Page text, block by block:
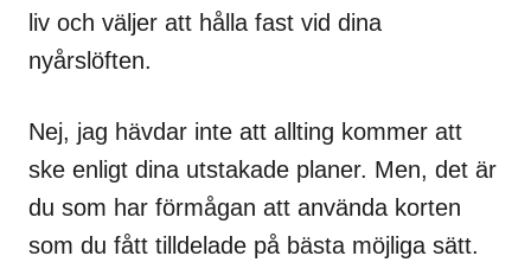
liv och väljer att hålla fast vid dina
nyårslöften.
Nej, jag hävdar inte att allting kommer att
ske enligt dina utstakade planer. Men, det är
du som har förmågan att använda korten
som du fått tilldelade på bästa möjliga sätt.